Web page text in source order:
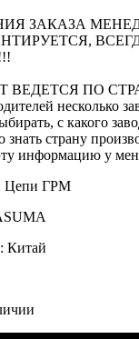
ЗАКАЗА
ВЕДЕТСЯ ПО
несколько
с какого
страну
информацию у
Цепи ГРМ
Китай